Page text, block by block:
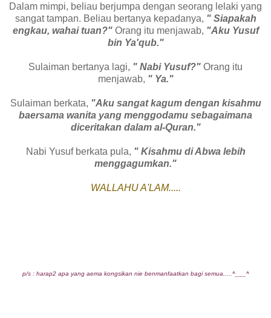
Dalam mimpi, beliau berjumpa dengan seorang lelaki yang
sangat tampan. Beliau bertanya kepadanya, " Siapakah
engkau, wahai tuan?"Orang itu menjawab, "Aku Yusuf
bin Ya'qub."
Sulaiman bertanya lagi, " Nabi Yusuf?" Orang itu
menjawab, " Ya."
Sulaiman berkata, "Aku sangat kagum dengan kisahmu
baersama wanita yang menggodamu sebagaimana
diceritakan dalam al-Quran."
Nabi Yusuf berkata pula, " Kisahmu di Abwa lebih
menggagumkan."
WALLAHU A'LAM.....
p/s : harap2 apa yang aema kongsikan nie benmanfaatkan bagi semua.....^___^